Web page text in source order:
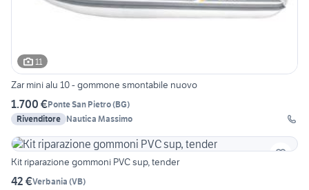
11
Zar mini alu 10 - gommone smontabile nuovo
1.700 €Ponte San Pietro(BG)
Rivenditore Nautica Massimo
Kit riparazione gommoni PVC sup, tender
42 €Verbania (VB)